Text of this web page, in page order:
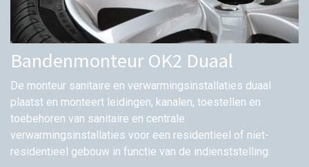
Bandenmonteur OK2 Duaal
De monteur sanitaire en verwarmingsinstallaties duaal
plaatst en monteert leidingen, kanalen, toestellen en
toebehoren van sanitaire en centrale
verwarmingsinstallaties voor een residentieel of niet-
residentieel gebouw in functie van de indienststelling.